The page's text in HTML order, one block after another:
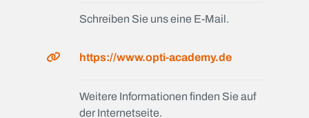
Schreiben Sie uns eine E-Mail.
https://www.opti-academy.de
Weitere Informationen finden Sie auf
der Internetseite.